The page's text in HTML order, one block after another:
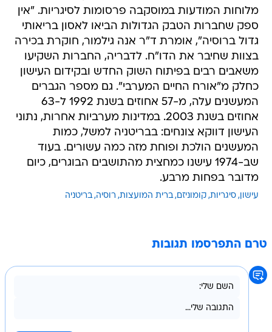
מלוחות המודעות במוסקבה פרסומות לסיגריות. "אין
ספק שחברות הטבק הגדולות הביאו לאסון בריאותי
גדול ברוסיה", אומרת ד"ר אנה גילמור, חוקרת בכירה
בצוות שחיבר את הדו"ח. לדבריה, החברות השקיעו
משאבים רבים בפיתוח השוק החדש ובקידום העישון
כחלק מ"אורח החיים המערבי". גם מספר הגברים
המעשנים עלה, מ-57 אחוזים בשנת 1992 ל-63
אחוזים בשנת 2003. במדינות מערביות אחרות, נתוני
העישון דווקא צונחים: בבריטניה למשל, כמות
המעשנים הולכת ופוחת מזה כמה עשורים. בעוד
שב-1974 עישנו כמחצית מהתושבים הבוגרים, כיום
מדובר בפחות מרבע.
עישון סיגריות קומוניזם ברית המועצות רוסיה בריטניה
טרם התפרסמו תגובות